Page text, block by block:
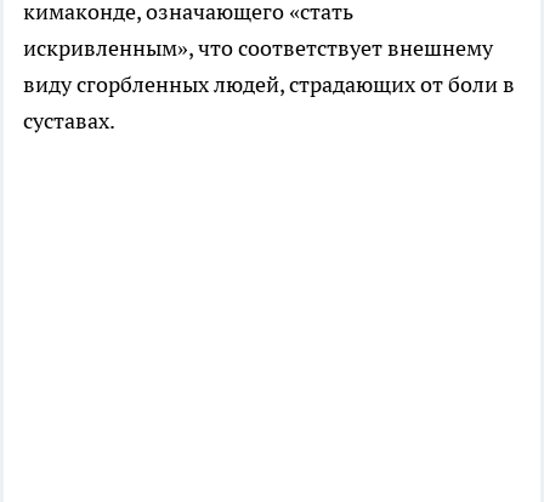
кимаконде, означающего «стать
искривленным», что соответствует внешнему
виду сгорбленных людей, страдающих от боли в
суставах.